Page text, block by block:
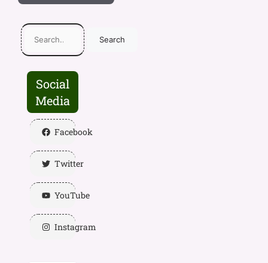
Search
Social
Media
Facebook
Twitter
YouTube
Instagram